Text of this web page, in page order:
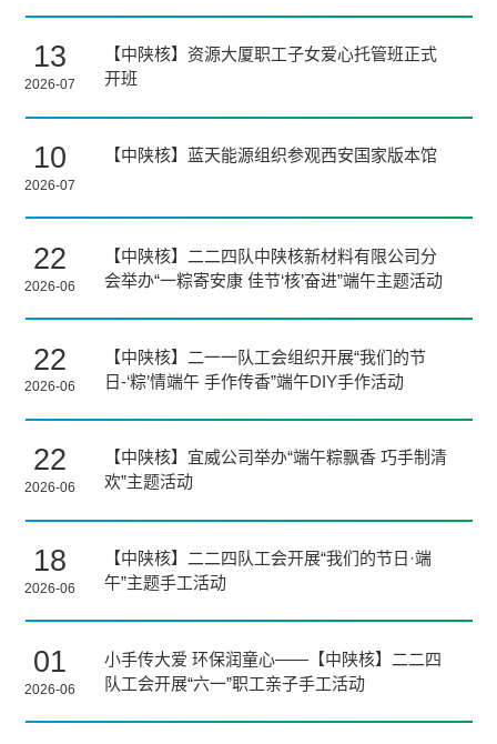
13
2026-07
【中陕核】资源大厦职工子女爱心托管班正式
开班
10
2026-07
【中陕核】蓝天能源组织参观西安国家版本馆
22
2026-06
【中陕核】二二四队​中陕核新材料有限公司分
会举办“一粽寄安康 佳节‘核’奋进”端午主题活动
22
2026-06
【中陕核】二一一队工会组织开展“我们的节
日-‘粽’情端午 手作传香”端午DIY手作活动
22
2026-06
【中陕核】宜威公司举办“端午粽飘香 巧手制清
欢”主题活动
18
2026-06
【中陕核】二二四队工会开展“我们的节日·端
午”主题手工活动
01
2026-06
小手传大爱 环保润童心——【中陕核】二二四
队工会开展“六一”职工亲子手工活动